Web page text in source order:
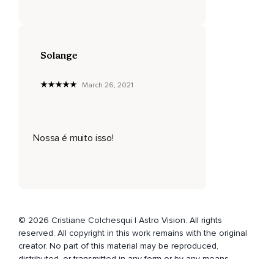
Solange
March 26, 2021
Nossa é muito isso!
© 2026 Cristiane Colchesqui | Astro Vision. All rights
reserved. All copyright in this work remains with the original
creator. No part of this material may be reproduced,